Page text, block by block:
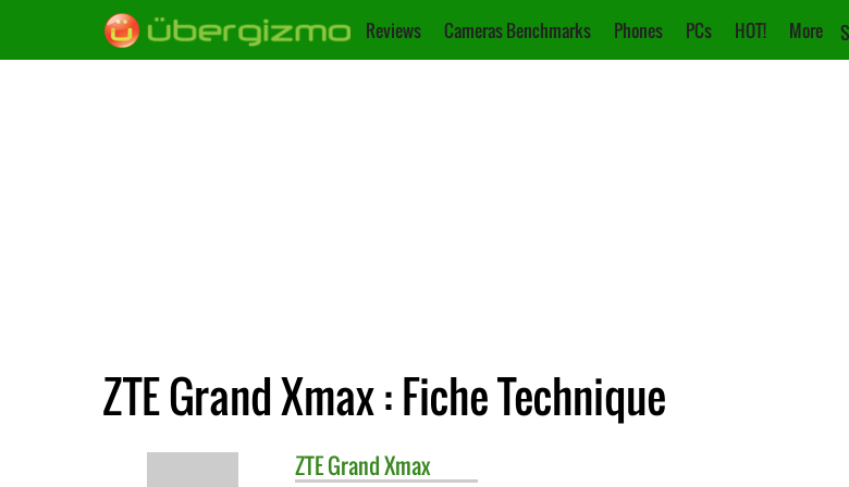
Reviews Cameras Benchmarks Phones PCs HOT! More
ZTE Grand Xmax : Fiche Technique
ZTEGrand Xmax